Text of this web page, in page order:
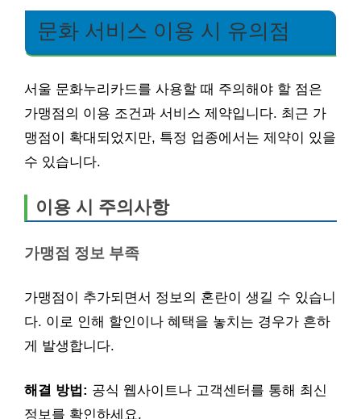
문화 서비스 이용 시 유의점
서울 문화누리카드를 사용할 때 주의해야 할 점은
가맹점의 이용 조건과 서비스 제약입니다. 최근 가
맹점이 확대되었지만, 특정 업종에서는 제약이 있을
수 있습니다.
이용 시 주의사항
가맹점 정보 부족
가맹점이 추가되면서 정보의 혼란이 생길 수 있습니
다. 이로 인해 할인이나 혜택을 놓치는 경우가 흔하
게 발생합니다.
해결 방법: 공식 웹사이트나 고객센터를 통해 최신
정보를 확인하세요.